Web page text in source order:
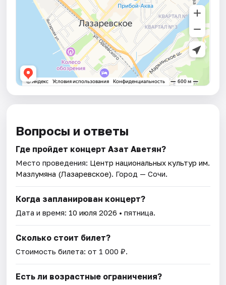
Вопросы и ответы
Где пройдет концерт Азат Аветян?
Место проведения: Центр национальных культур им.
Мазлумяна (Лазаревское). Город — Сочи.
Когда запланирован концерт?
Дата и время: 10 июля 2026 • пятница.
Сколько стоит билет?
Стоимость билета: от 1 000 ₽.
Есть ли возрастные ограничения?